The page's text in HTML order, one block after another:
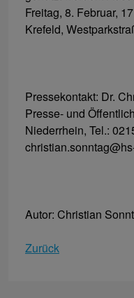
Freitag, 8. Februar,
Krefeld,
Pressekontakt: Dr.
Presse- und
Niederrhein, Tel.:
Autor: Christian
Zurück